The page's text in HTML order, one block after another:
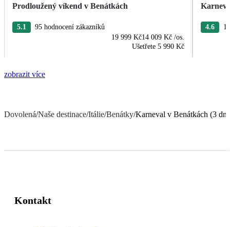
Prodloužený víkend v Benátkách
5.1
95 hodnocení zákazníků
19 999 Kč14 009 Kč /os.
Ušetřete 5 990 Kč
4.6
zobrazit více
Dovolená/Naše destinace/Itálie/Benátky/Karneval v Benátkách (3
Kontakt